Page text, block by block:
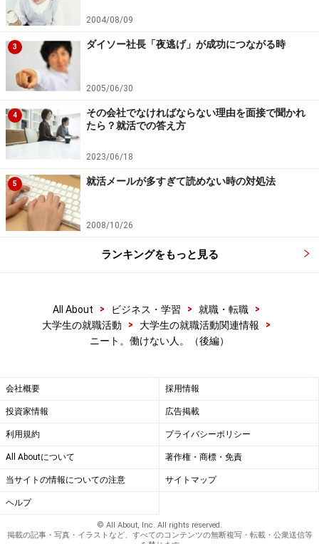
2004/08/09
3 ダイソー社長「夜逃げ」が成功につながる時
2005/06/30
4
その会社でなければならない理由を面接で聞かれ
たら？就活での答え方
2023/06/18
5 就活メールが多すぎて読めない時の対処法
2008/10/26
ランキングをもっと見る
All About > ビジネス・学習 > 就職・転職
>
大学生の就職活動
> 大学生の就職活動関連情報
>
ニート。働けない人。（後編）
会社概要 採用情報
投資家情報 広告掲載
利用規約 プライバシーポリシー
All Aboutについて 著作権・商標・免責
当サイトの情報についての注意 サイトマップ
ヘルプ
© All About, Inc. All rights reserved.
掲載の記事・写真・イラストなど、すべてのコンテンツの無断複写・転載・公衆送信等